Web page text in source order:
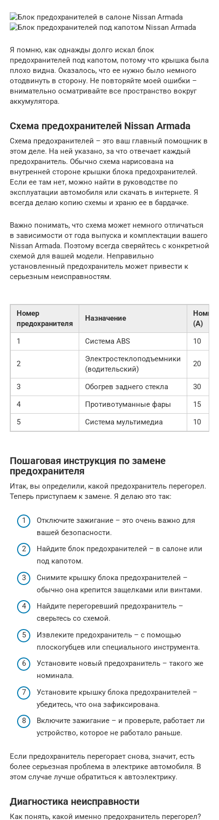
Я помню, как однажды долго искал блок
предохранителей под капотом, потому что крышка была
плохо видна. Оказалось, что ее нужно было немного
отодвинуть в сторону. Не повторяйте моей ошибки –
внимательно осматривайте все пространство вокруг
аккумулятора.
Схема предохранителей Nissan Armada
Схема предохранителей – это ваш главный помощник в
этом деле. На ней указано, за что отвечает каждый
предохранитель. Обычно схема нарисована на
внутренней стороне крышки блока предохранителей.
Если ее там нет, можно найти в руководстве по
эксплуатации автомобиля или скачать в интернете. Я
всегда делаю копию схемы и храню ее в бардачке.
Важно понимать, что схема может немного отличаться
в зависимости от года выпуска и комплектации вашего
Nissan Armada. Поэтому всегда сверяйтесь с конкретной
схемой для вашей модели. Неправильно
установленный предохранитель может привести к
серьезным неисправностям.
Номер
предохранителя
Назначение
(А)
1
Система ABS 10
2
Электростеклоподъемники
(водительский)
20
3 Обогрев заднего стекла
30
4
Противотуманные фары
15
5
Система мультимедиа 10
Пошаговая инструкция по замене
предохранителя
Итак, вы определили, какой предохранитель перегорел.
Теперь приступаем к замене. Я делаю это так:
Отключите зажигание – это очень важно для
вашей безопасности.
Найдите блок предохранителей – в салоне или
под капотом.
Снимите крышку блока предохранителей –
обычно она крепится защелками или винтами.
Найдите перегоревший предохранитель –
сверьтесь со схемой.
Извлеките предохранитель – с помощью
плоскогубцев или специального инструмента.
Установите новый предохранитель – такого же
номинала.
Установите крышку блока предохранителей –
убедитесь, что она зафиксирована.
Включите зажигание – и проверьте, работает ли
устройство, которое не работало раньше.
Если предохранитель перегорает снова, значит, есть
более серьезная проблема в электрике автомобиля. В
этом случае лучше обратиться к автоэлектрику.
Диагностика неисправности
Как понять, какой именно предохранитель перегорел?